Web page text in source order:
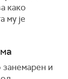
како
му је
и